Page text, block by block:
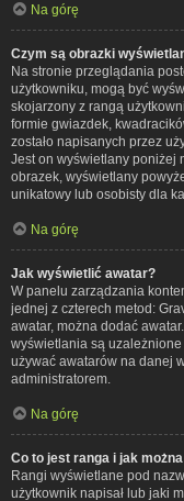
Na górę
Czym są obrazki
Na stronie przeglądania
użytkowniku, mogą być
skojarzony z rangą
formie gwiazdek,
zostało napisanych przez
Jest on wyświetlany poniżej
obrazek, wyświetlany
unikatowy lub osobisty dla
Na górę
Jak wyświetlić awatar?
W panelu zarządzania
jednej z czterech metod:
awatar, można dodać
wyświetlania są
używać awatarów na danej
administratorem.
Na górę
Co to jest ranga i jak
Rangi wyświetlane pod
użytkownik napisał lub jaki